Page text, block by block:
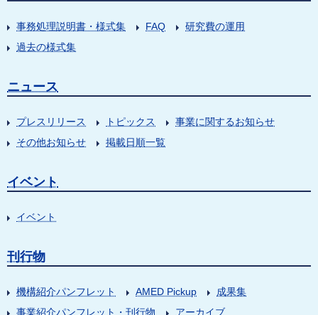
事務処理説明書・様式集 FAQ
研究費の運用
過去の様式集
ニュース
プレスリリース トピックス
事業に関するお知らせ
その他お知らせ
掲載日順一覧
イベント
イベント
刊行物
機構紹介パンフレット AMED Pickup
成果集
事業紹介パンフレット・刊行物
アーカイブ